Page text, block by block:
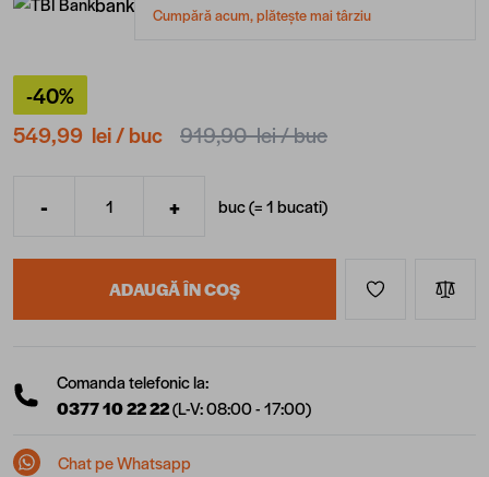
Cumpără acum, plătește mai târziu
-40%
549,99 lei/ buc 919,90 lei/ buc
Cantitate
- + buc (=1bucati)
ADAUGĂ ÎN COȘ
Comanda telefonic la:
0377 10 22 22(L-V: 08:00 - 17:00)
Chat pe Whatsapp